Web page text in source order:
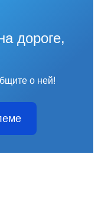
дороге,
о ней!